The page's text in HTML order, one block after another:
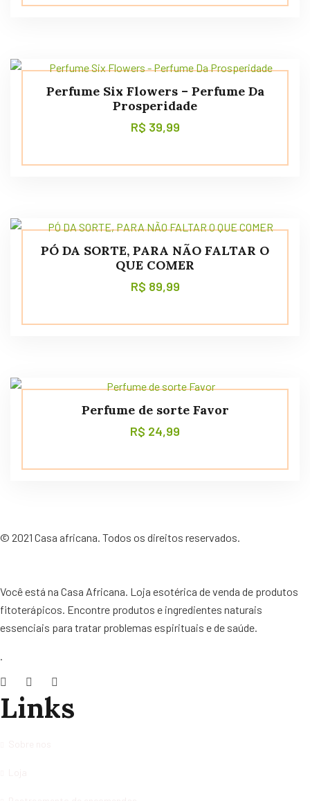
Perfume Six Flowers – Perfume Da
Prosperidade
R$ 39,99
PÓ DA SORTE, PARA NÃO FALTAR O
QUE COMER
R$ 89,99
Perfume de sorte Favor
R$ 24,99
© 2021 Casa africana. Todos os direitos reservados.
Você está na Casa Africana. Loja esotérica de venda de produtos
fitoterápicos. Encontre produtos e ingredientes naturais
essenciais para tratar problemas espirituais e de saúde.
.
Links